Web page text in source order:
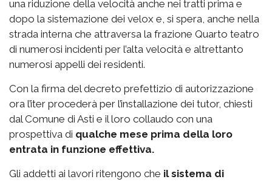
una riduzione della velocità anche nei tratti prima e
dopo la sistemazione dei velox e, si spera, anche nella
strada interna che attraversa la frazione Quarto teatro
di numerosi incidenti per l’alta velocità e altrettanto
numerosi appelli dei residenti.
Con la firma del decreto prefettizio di autorizzazione
ora l’iter procederà per l’installazione dei tutor, chiesti
dal Comune di Asti e il loro collaudo con una
prospettiva di qualche mese prima della loro
entrata in funzione effettiva.
Gli addetti ai lavori ritengono che il sistema di